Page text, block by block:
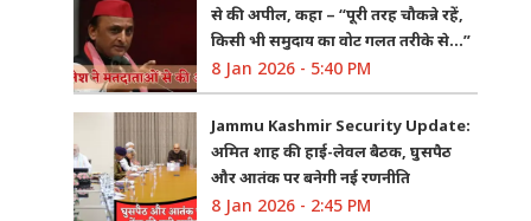
से की अपील, कहा – “पूरी तरह चौकन्ने रहें,
किसी भी समुदाय का वोट गलत तरीके से…”
8 Jan 2026 - 5:40 PM
Jammu Kashmir Security Update:
अमित शाह की हाई-लेवल बैठक, घुसपैठ
और आतंक पर बनेगी नई रणनीति
8 Jan 2026 - 2:45 PM